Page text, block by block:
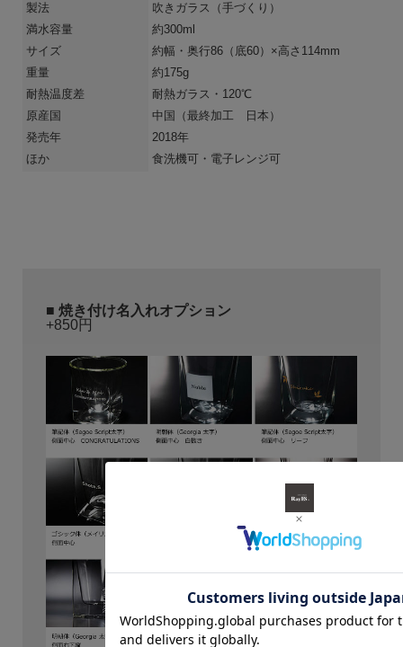
製法
吹きガラス（手づくり）
満水容量
約300ml
サイズ
約幅・奥行86（底60）×高さ114mm
重量
約175g
耐熱温度差
耐熱ガラス・120℃
原産国
中国
（最終加工 日本）
発売年
2018年
ほか
食洗機可・電子レンジ可
■ 焼き付け名入れオプション
+850円